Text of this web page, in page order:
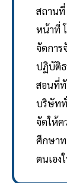
สถานที่
หน้าที่
จัดกา
ปฏิบัติธ
สอนที่
บริษัท
จัดให้
ศึกษาท
ตนเอง